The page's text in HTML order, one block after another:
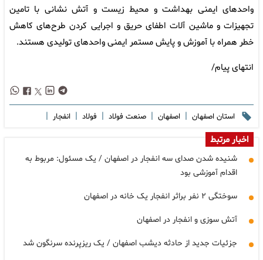
واحدهای ایمنی بهداشت و محیط زیست و آتش نشانی با تامین
تجهیزات و ماشین آلات اطفای حریق و اجرایی کردن طرح‌های کاهش
خطر همراه با آموزش و پایش مستمر ایمنی واحدهای تولیدی هستند.
انتهای پیام/
استان اصفهان | اصفهان | صنعت فولاد | فولاد | انفجار |
اخبار مرتبط
شنیده شدن صدای سه انفجار در اصفهان / یک مسئول: مربوط به
اقدام آموزشی بود
سوختگی ۲ نفر براثر انفجار یک خانه در اصفهان
آتش سوزی و انفجار در اصفهان
جزئیات جدید از حادثه دیشب اصفهان / یک ریزپرنده سرنگون شد